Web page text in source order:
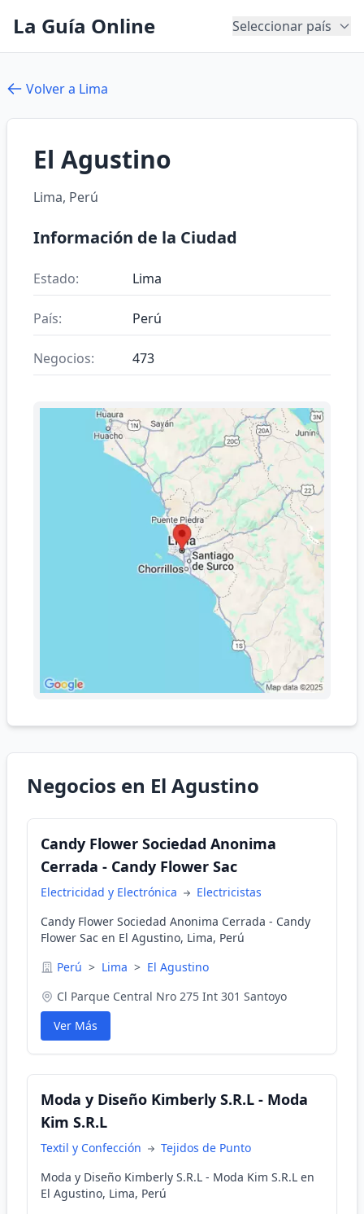
La Guía Online Seleccionar país
Volver a Lima
El Agustino
Lima, Perú
Información de la Ciudad
Estado: Lima
País: Perú
Negocios: 473
Negocios en El Agustino
Candy Flower Sociedad Anonima
Cerrada - Candy Flower Sac
Electricidad y Electrónica
Electricistas
Candy Flower Sociedad Anonima Cerrada - Candy
Flower Sac en El Agustino, Lima, Perú
Perú > Lima > El Agustino
Cl Parque Central Nro 275 Int 301 Santoyo
Ver Más
Moda y Diseño Kimberly S.R.L - Moda
Kim S.R.L
Textil y Confección
Tejidos de Punto
Moda y Diseño Kimberly S.R.L - Moda Kim S.R.L en
El Agustino, Lima, Perú